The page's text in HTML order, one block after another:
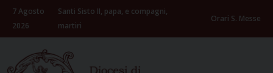
Skip
content
7 Agosto
2026
Santi Sisto II, papa, e compagni,
martiri
Orari S. Messe